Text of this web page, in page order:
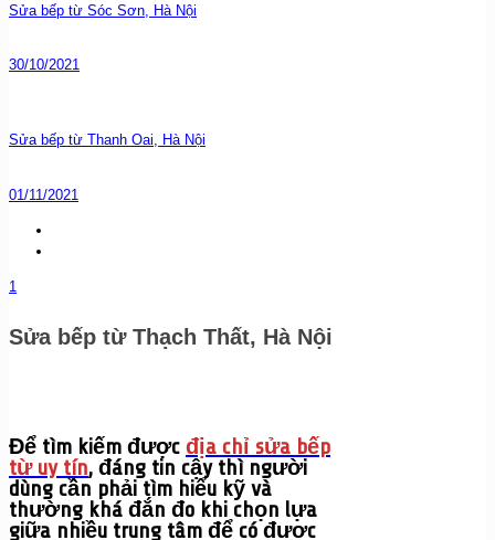
Sửa bếp từ Sóc Sơn, Hà Nội
30/10/2021
Sửa bếp từ Thanh Oai, Hà Nội
01/11/2021
1
Sửa bếp từ Thạch Thất, Hà Nội
Để tìm kiếm được địa chỉ sửa bếp
từ uy tín, đáng tin cậy thì người
dùng cần phải tìm hiểu kỹ và
thường khá đắn đo khi chọn lựa
giữa nhiều trung tâm để có được